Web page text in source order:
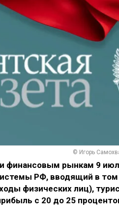
© Игорь
финансовым рынкам 9
РФ, вводящий в
физических лиц),
с 20 до 25